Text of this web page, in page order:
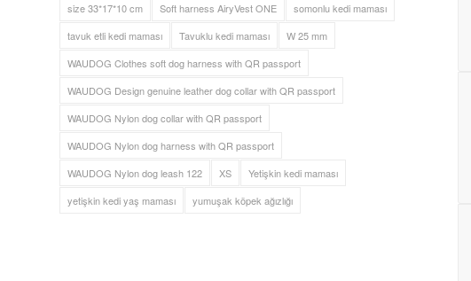
size 33*17*10 cm
Soft harness AiryVest ONE
somonlu kedi maması
tavuk etli kedi maması
Tavuklu kedi maması
W 25 mm
WAUDOG Clothes soft dog harness with QR passport
WAUDOG Design genuine leather dog collar with QR passport
WAUDOG Nylon dog collar with QR passport
WAUDOG Nylon dog harness with QR passport
WAUDOG Nylon dog leash 122
XS
Yetişkin kedi maması
yetişkin kedi yaş maması
yumuşak köpek ağızlığı